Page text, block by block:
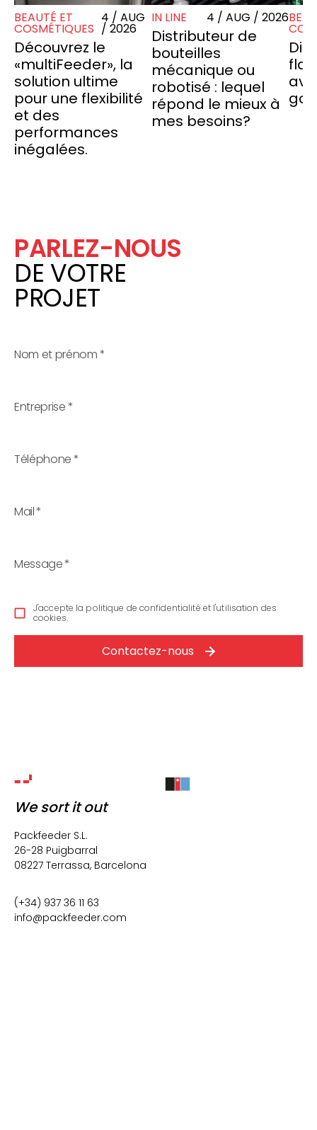
BEAUTÉ ET
COSMÉTIQUES
4 / AUG
/ 2026
Découvrez le
«multiFeeder», la
solution ultime
pour une flexibilité
et des
performances
inégalées.
IN LINE 4 / AUG / 2026
Distributeur de
bouteilles
mécanique ou
robotisé : lequel
répond le mieux à
mes besoins?
PARLEZ-NOUS
DE VOTRE
PROJET
Nom et prénom*
Entreprise*
Téléphone*
Mail*
Message*
J'accepte la politique de confidentialité et l'utilisation des
cookies.
Contactez-nous
We sort it out
Packfeeder S.L.
26-28 Puigbarral
08227 Terrassa, Barcelona
(+34) 937 36 11 63
info@packfeeder.com